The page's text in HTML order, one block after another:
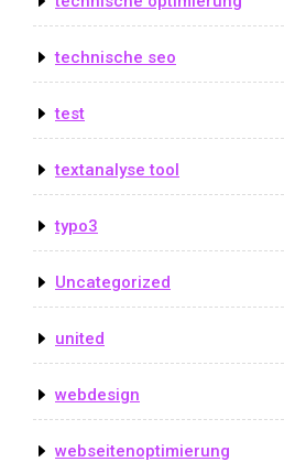
technische seo
test
textanalyse tool
typo3
Uncategorized
united
webdesign
webseitenoptimierung